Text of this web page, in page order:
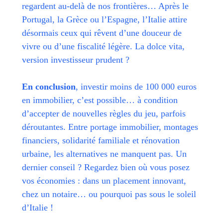
regardent au-delà de nos frontières… Après le
Portugal, la Grèce ou l’Espagne, l’Italie attire
désormais ceux qui rêvent d’une douceur de
vivre ou d’une fiscalité légère. La dolce vita,
version investisseur prudent ?
En conclusion, investir moins de 100 000 euros
en immobilier, c’est possible… à condition
d’accepter de nouvelles règles du jeu, parfois
déroutantes. Entre portage immobilier, montages
financiers, solidarité familiale et rénovation
urbaine, les alternatives ne manquent pas. Un
dernier conseil ? Regardez bien où vous posez
vos économies : dans un placement innovant,
chez un notaire… ou pourquoi pas sous le soleil
d’Italie !